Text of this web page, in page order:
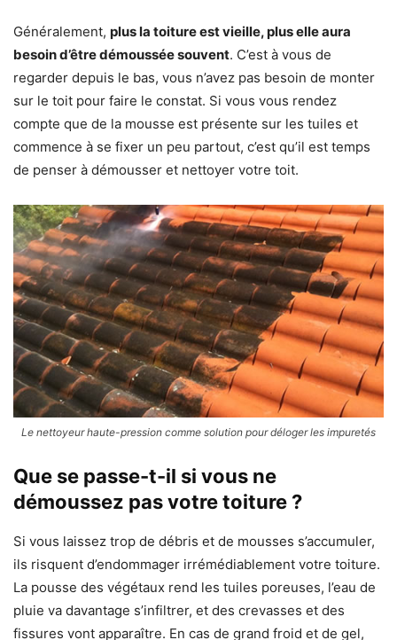
Généralement, plus la toiture est vieille, plus elle aura
besoin d’être démoussée souvent. C’est à vous de
regarder depuis le bas, vous n’avez pas besoin de monter
sur le toit pour faire le constat. Si vous vous rendez
compte que de la mousse est présente sur les tuiles et
commence à se fixer un peu partout, c’est qu’il est temps
de penser à démousser et nettoyer votre toit.
Le nettoyeur haute-pression comme solution pour déloger les impuretés
Que se passe-t-il si vous ne
démoussez pas votre toiture ?
Si vous laissez trop de débris et de mousses s’accumuler,
ils risquent d’endommager irrémédiablement votre toiture.
La pousse des végétaux rend les tuiles poreuses, l’eau de
pluie va davantage s’infiltrer, et des crevasses et des
fissures vont apparaître. En cas de grand froid et de gel,